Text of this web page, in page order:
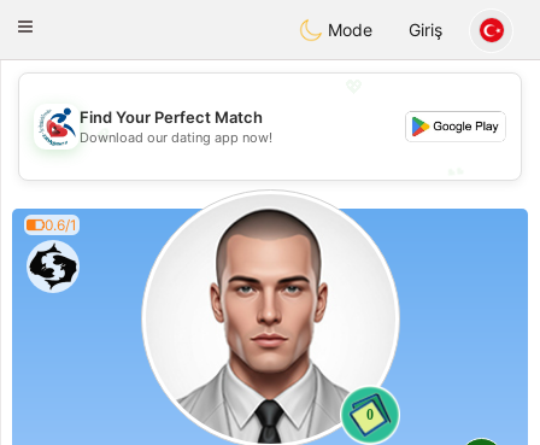
Handi Space
Toggle
Mode Giriş
💖
💕
Find Your Perfect Match
Download our dating app now!
0.6/1
0